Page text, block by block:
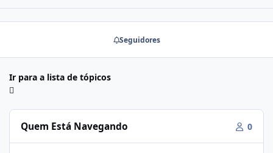
Seguidores
Ir para a lista de tópicos
Quem Está Navegando 0